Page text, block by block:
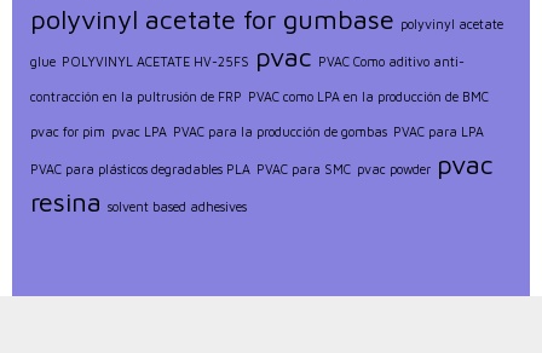
polyvinyl acetate for gumbase polyvinyl acetate
glue POLYVINYL ACETATE HV-25FS pvac PVAC Como aditivo anti-
contracción en la pultrusión de FRP PVAC como LPA en la producción de BMC
pvac for pim pvac LPA PVAC para la producción de gombas PVAC para LPA
PVAC para plásticos degradables PLA PVAC para SMC pvac powder pvac
resina solvent based adhesives